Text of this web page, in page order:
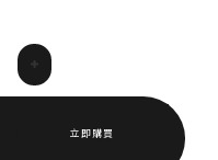
立即購買